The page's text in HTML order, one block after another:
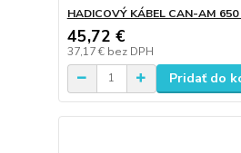
HADICOVÝ KÁBEL CAN-AM 650
45,72 €
37,17 € bez DPH
Pridať do